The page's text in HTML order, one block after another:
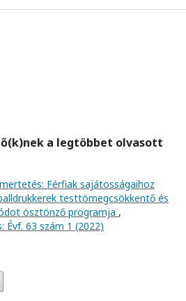
a legtöbbet olvasott
Férfiak sajátosságaihoz
testtömegcsökkentő és
ösztönző programja ,
Évf. 63 szám 1 (2022)